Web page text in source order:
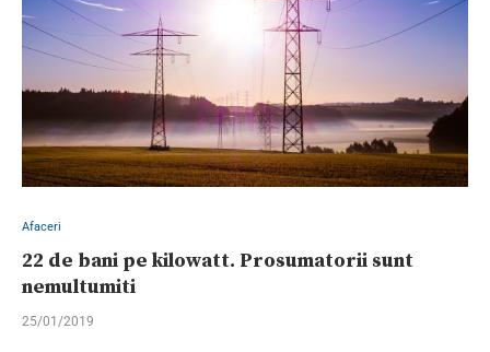
Afaceri
22 de bani pe kilowatt. Prosumatorii sunt
nemultumiti
25/01/2019